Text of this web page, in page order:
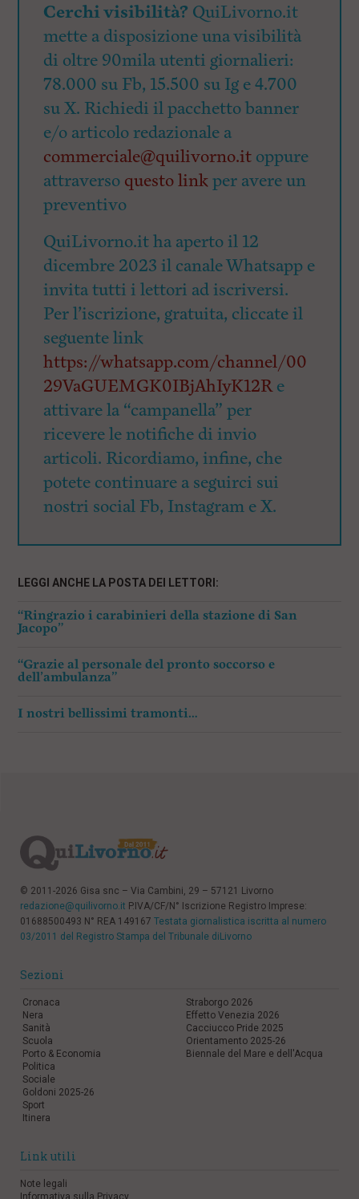
Cerchi visibilità? QuiLivorno.it
mette a disposizione una visibilità
di oltre 90mila utenti giornalieri:
78.000 su Fb, 15.500 su Ig e 4.700
su X. Richiedi il pacchetto banner
e/o articolo redazionale a
commerciale@quilivorno.it oppure
attraverso questo linkper avere un
preventivo
QuiLivorno.it ha aperto il 12
dicembre 2023 il canale Whatsapp e
invita tutti i lettori ad iscriversi.
Per l’iscrizione, gratuita, cliccate il
seguente link
https://whatsapp.com/channel/00
29VaGUEMGK0IBjAhIyK12Re
attivare la “campanella” per
ricevere le notifiche di invio
articoli. Ricordiamo, infine, che
potete continuare a seguirci sui
nostri social Fb, Instagram e X.
LEGGI ANCHE LA POSTA DEI LETTORI:
“Ringrazio i carabinieri della stazione di San
Jacopo”
“Grazie al personale del pronto soccorso e
dell’ambulanza”
I nostri bellissimi tramonti…
© 2011-2026 Gisa snc – Via Cambini, 29 – 57121 Livorno
redazione@quilivorno.it P.IVA/CF/N° Iscrizione Registro Imprese:
01688500493 N° REA 149167 Testata giornalistica iscritta al numero
03/2011 del Registro Stampa del Tribunale diLivorno
Sezioni
Cronaca
Nera
Sanità
Scuola
Porto & Economia
Politica
Sociale
Goldoni 2025-26
Sport
Itinera
Straborgo 2026
Effetto Venezia 2026
Cacciucco Pride 2025
Orientamento 2025-26
Biennale del Mare e dell'Acqua
Link utili
Note legali
Informativa sulla Privacy